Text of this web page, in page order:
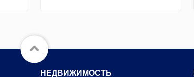
НЕДВИЖИМОСТЬ